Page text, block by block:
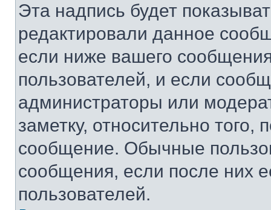
Эта надпись будет
редактировали данное
если ниже вашего
пользователей, и если
администраторы или
заметку, относительно
сообщение. Обычные
сообщения, если после них
пользователей.